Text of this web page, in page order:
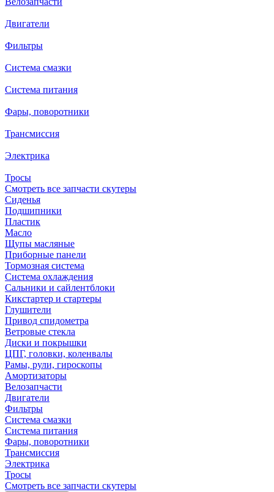
Двигатели
Фильтры
Система смазки
Система питания
Фары, поворотники
Трансмиссия
Электрика
Тросы
Смотреть все запчасти скутеры
Сиденья
Подшипники
Пластик
Масло
Щупы масляные
Приборные панели
Тормозная система
Система охлаждения
Сальники и сайлентблоки
Кикстартер и стартеры
Глушители
Привод спидометра
Ветровые стекла
Диски и покрышки
ЦПГ, головки, коленвалы
Рамы, рули, гироскопы
Амортизаторы
Велозапчасти
Двигатели
Фильтры
Система смазки
Система питания
Фары, поворотники
Трансмиссия
Электрика
Тросы
Смотреть все запчасти скутеры